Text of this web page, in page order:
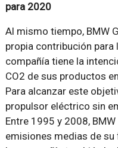
para 2020
Al mismo tiempo, BMW
propia contribución
compañía tiene la
CO2 de sus productos
Para alcanzar este
propulsor eléctrico sin
Entre 1995 y 2008,
emisiones medias de su